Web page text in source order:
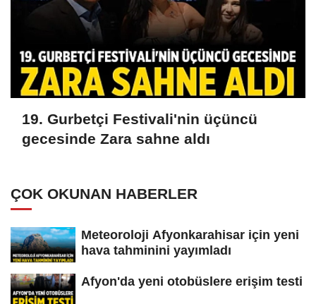
19. Gurbetçi Festivali'nin üçüncü
gecesinde Zara sahne aldı
ÇOK OKUNAN HABERLER
Meteoroloji Afyonkarahisar için yeni
hava tahminini yayımladı
Afyon'da yeni otobüslere erişim testi